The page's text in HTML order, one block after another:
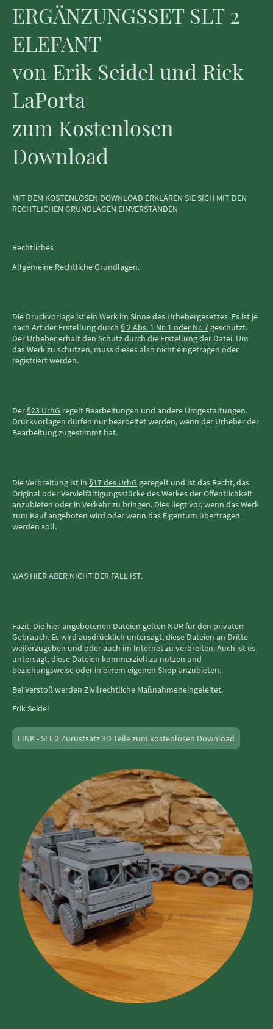
ERGÄNZUNGSSET SLT 2
ELEFANT
von Erik Seidel und Rick
LaPorta
zum Kostenlosen
Download
MIT DEM KOSTENLOSEN DOWNLOAD ERKLÄREN SIE SICH MIT DEN
RECHTLICHEN GRUNDLAGEN EINVERSTANDEN
Rechtliches
Allgemeine Rechtliche Grundlagen.
Die Druckvorlage ist ein Werk im Sinne des Urhebergesetzes. Es ist je
nach Art der Erstellung durch § 2 Abs. 1 Nr. 1 oder Nr. 7 geschützt.
Der Urheber erhält den Schutz durch die Erstellung der Datei. Um
das Werk zu schützen, muss dieses also nicht eingetragen oder
registriert werden.
Der§23 UrhG regelt Bearbeitungen und andere Umgestaltungen.
Druckvorlagen dürfen nur bearbeitet werden, wenn der Urheber der
Bearbeitung zugestimmt hat.
Die Verbreitung ist in §17 des UrhG geregelt und ist das Recht, das
Original oder Vervielfältigungsstücke des Werkes der Öffentlichkeit
anzubieten oder in Verkehr zu bringen. Dies liegt vor, wenn das Werk
zum Kauf angeboten wird oder wenn das Eigentum übertragen
werden soll.
WAS HIER ABER NICHT DER FALL IST.
Fazit: Die hier angebotenen Dateien gelten NUR für den privaten
Gebrauch. Es wird ausdrücklich untersagt, diese Dateien an Dritte
weiterzugeben und oder auch im Internet zu verbreiten. Auch ist es
untersagt, diese Dateien kommerziell zu nutzen und
beziehungsweise oder in einem eigenen Shop anzubieten.
Bei Verstoß werden Zivilrechtliche Maßnahmeneingeleitet.
Erik Seidel
LINK - SLT 2 Zurüstsatz 3D Teile zum kostenlosen Download